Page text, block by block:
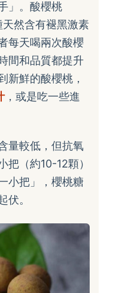
」。酸櫻桃
然含有褪黑激素
每天喝兩次酸櫻
間和品質都提升
新鮮的酸櫻桃，
，或是吃一些進
量較低，但抗氧
把（約10-12顆）
小把」，櫻桃糖
伏。